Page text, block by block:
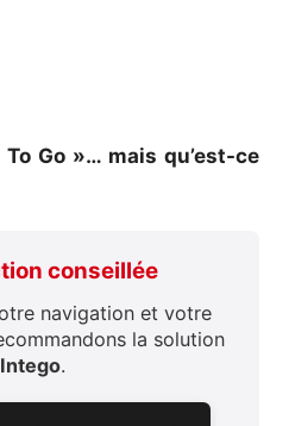
Go »… mais qu’est-ce
conseillée
navigation et votre
la solution
Intego.